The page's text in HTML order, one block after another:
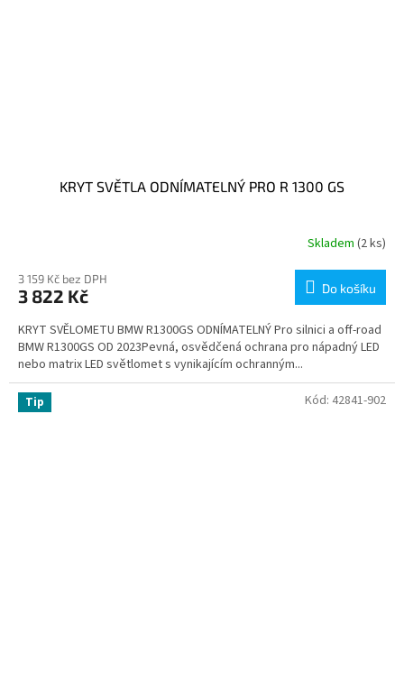
KRYT SVĚTLA ODNÍMATELNÝ PRO R 1300 GS
Skladem (2 ks)
3 159 Kč bez DPH
3 822 Kč Do košíku
KRYT SVĚLOMETU BMW R1300GS ODNÍMATELNÝ Pro silnici a off-road
BMW R1300GS OD 2023Pevná, osvědčená ochrana pro nápadný LED
nebo matrix LED světlomet s vynikajícím ochranným...
Tip Kód: 42841-902